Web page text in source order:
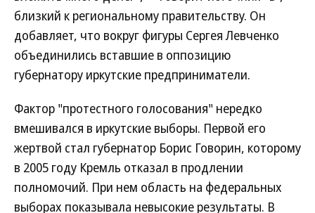
близкий к региональному правительству. Он
добавляет, что вокруг фигуры Сергея Левченко
объединились вставшие в оппозицию
губернатору иркутские предприниматели.
Фактор "протестного голосования" нередко
вмешивался в иркутские выборы. Первой его
жертвой стал губернатор Борис Говорин, которому
в 2005 году Кремль отказал в продлении
полномочий. При нем область на федеральных
выборах показывала невысокие результаты. В